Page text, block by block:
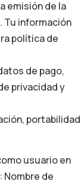
emisión de la
información
política de
de pago,
privacidad y
usuario en
Nombre de